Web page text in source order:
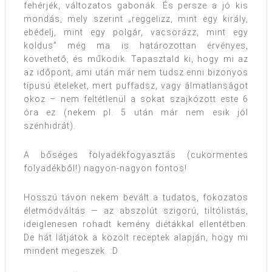
fehérjék, változatos gabonák. És persze a jó kis
mondás, mely szerint „reggelizz, mint egy király,
ebédelj, mint egy polgár, vacsorázz, mint egy
koldus” még ma is határozottan érvényes,
követhető, és működik. Tapasztald ki, hogy mi az
az időpont, ami után már nem tudsz enni bizonyos
típusú ételeket, mert puffadsz, vagy álmatlanságot
okoz – nem feltétlenül a sokat szajkózott este 6
óra ez (nekem pl. 5 után már nem esik jól
szénhidrát).
A bőséges folyadékfogyasztás (cukormentes
folyadékből!) nagyon-nagyon fontos!
Hosszú távon nekem bevált a tudatos, fokozatos
életmódváltás — az abszolút szigorú, tiltólistás,
ideiglenesen rohadt kemény diétákkal ellentétben.
De hát látjátok a közölt receptek alapján, hogy mi
mindent megeszek. :D